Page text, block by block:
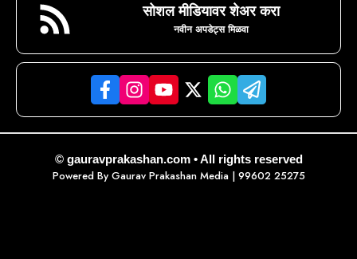
सोशल मीडियावर शेअर करा
नवीन अपडेट्स मिळवा
© gauravprakashan.com • All rights reserved
Powered By Gaurav Prakashan Media| 99602 25275